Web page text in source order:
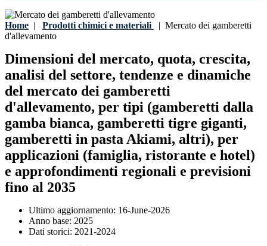
Home | Prodotti chimici e materiali | Mercato dei gamberetti
d'allevamento
Dimensioni del mercato, quota, crescita,
analisi del settore, tendenze e dinamiche
del mercato dei gamberetti
d'allevamento, per tipi (gamberetti dalla
gamba bianca, gamberetti tigre giganti,
gamberetti in pasta Akiami, altri), per
applicazioni (famiglia, ristorante e hotel)
e approfondimenti regionali e previsioni
fino al 2035
Ultimo aggiornamento: 16-June-2026
Anno base: 2025
Dati storici: 2021-2024